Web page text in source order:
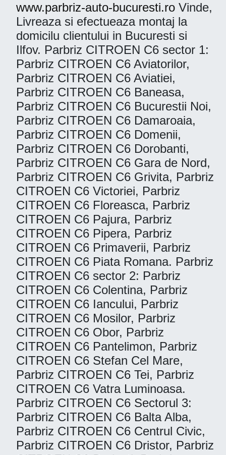
www.parbriz-auto-bucuresti.ro Vinde,
Livreaza si efectueaza montaj la
domicilu clientului in Bucuresti si
Ilfov. Parbriz CITROEN C6 sector 1:
Parbriz CITROEN C6 Aviatorilor,
Parbriz CITROEN C6 Aviatiei,
Parbriz CITROEN C6 Baneasa,
Parbriz CITROEN C6 Bucurestii Noi,
Parbriz CITROEN C6 Damaroaia,
Parbriz CITROEN C6 Domenii,
Parbriz CITROEN C6 Dorobanti,
Parbriz CITROEN C6 Gara de Nord,
Parbriz CITROEN C6 Grivita, Parbriz
CITROEN C6 Victoriei, Parbriz
CITROEN C6 Floreasca, Parbriz
CITROEN C6 Pajura, Parbriz
CITROEN C6 Pipera, Parbriz
CITROEN C6 Primaverii, Parbriz
CITROEN C6 Piata Romana. Parbriz
CITROEN C6 sector 2: Parbriz
CITROEN C6 Colentina, Parbriz
CITROEN C6 Iancului, Parbriz
CITROEN C6 Mosilor, Parbriz
CITROEN C6 Obor, Parbriz
CITROEN C6 Pantelimon, Parbriz
CITROEN C6 Stefan Cel Mare,
Parbriz CITROEN C6 Tei, Parbriz
CITROEN C6 Vatra Luminoasa.
Parbriz CITROEN C6 Sectorul 3:
Parbriz CITROEN C6 Balta Alba,
Parbriz CITROEN C6 Centrul Civic,
Parbriz CITROEN C6 Dristor, Parbriz